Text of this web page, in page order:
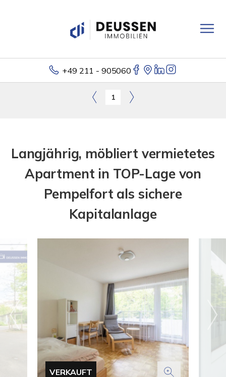
+49 211 - 905060
1
Langjährig, möbliert vermietetes
Apartment in TOP-Lage von
Pempelfort als sichere
Kapitalanlage
VERKAUFT